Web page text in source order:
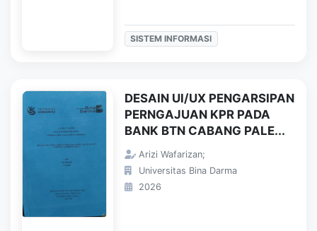
SISTEM INFORMASI
DESAIN UI/UX PENGARSIPAN
PERNGAJUAN KPR PADA
BANK BTN CABANG PALE...
Arizi Wafarizan;
Universitas Bina Darma
2026